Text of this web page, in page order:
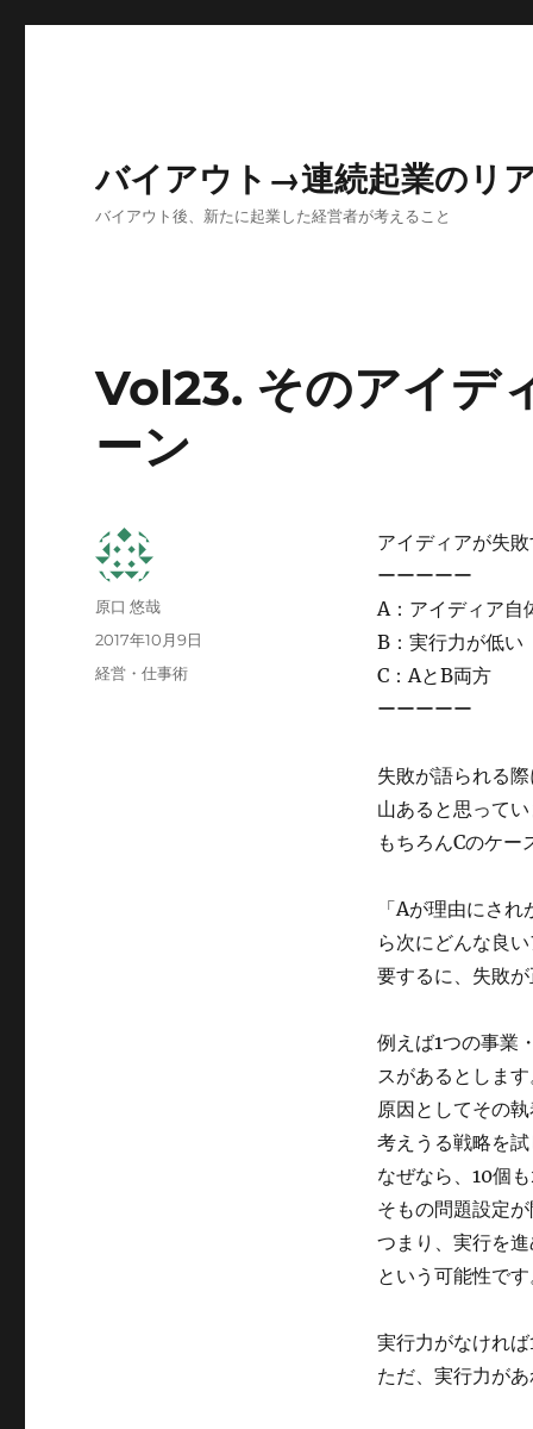
バイアウト→連続起業のリ
バイアウト後、新たに起業した経営者が考えること
Vol23. そのアイデ
ーン
アイディアが失
ーーーーー
A：アイディア自
B：実行力が低い
C：AとB両方
ーーーーー
失敗が語られる
山あると思ってい
もちろんCのケー
「Aが理由にさ
ら次にどんな良
要するに、失敗
例えば1つの事業
スがあるとします
原因としてその
考えうる戦略を
なぜなら、10個
そもの問題設定
つまり、実行を
という可能性です
実行力がなければ
ただ、実行力が
投
原口 悠哉
投
稿
2017年10月9日
カ
経営・仕事術